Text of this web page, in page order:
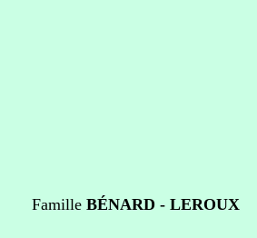
Famille BÉNARD - LEROUX